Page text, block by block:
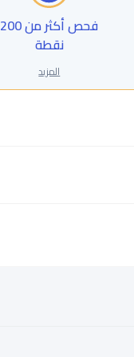
فحص أكثر من 200
نقطة
المزيد